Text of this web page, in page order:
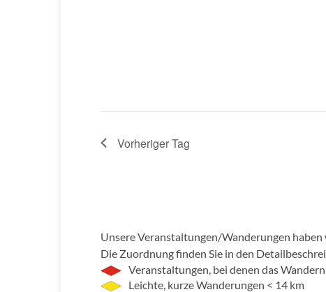
Vorheriger Tag
Unsere Veranstaltungen/Wanderungen
Die Zuordnung finden Sie in den
Veranstaltungen, bei denen das
Leichte, kurze Wanderungen < 14 km